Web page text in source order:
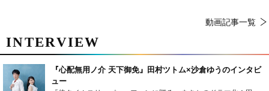
動画記事一覧
INTERVIEW
『心配無用ノ介 天下御免』田村ツトム×沙倉ゆうのインタビ
ュー